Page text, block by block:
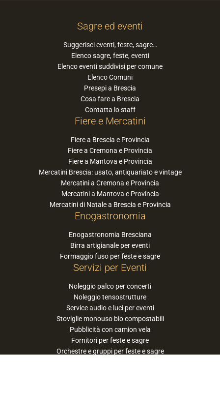
Sagre ed eventi
Suggerisci eventi, feste, sagre…
Elenco sagre, feste, eventi
Elenco eventi suddivisi per comune
Elenco Comuni
Presepi a Brescia
Cosa fare a Brescia
Contatta lo staff
Fiere e Mercatini
Fiere a Brescia e Provincia
Fiere a Cremona e Provincia
Fiere a Mantova e Provincia
Mercatini Brescia: usato, antiquariato e vintage
Mercatini a Cremona e Provincia
Mercatini a Mantova e Provincia
Mercatini di Natale a Brescia e Provincia
Enogastronomia
Enogastronomia Bresciana
Birra artigianale per eventi
Formaggio fuso per feste e sagre
Servizi per Eventi
Noleggio palco per concerti
Noleggio tensostrutture
Service audio e luci per eventi
Stoviglie monouso bio compostabili
Pubblicità con camion vela
Fornitori per feste e sagre
Orchestre e gruppi per feste e sagre